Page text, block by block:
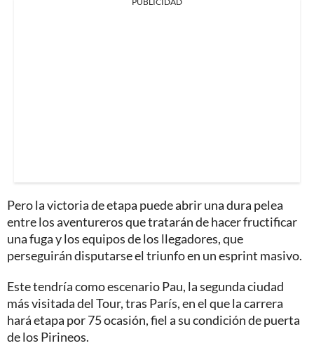
Pero la victoria de etapa puede abrir una dura pelea
entre los aventureros que tratarán de hacer fructificar
una fuga y los equipos de los llegadores, que
perseguirán disputarse el triunfo en un esprint masivo.
Este tendría como escenario Pau, la segunda ciudad
más visitada del Tour, tras París, en el que la carrera
hará etapa por 75 ocasión, fiel a su condición de puerta
de los Pirineos.